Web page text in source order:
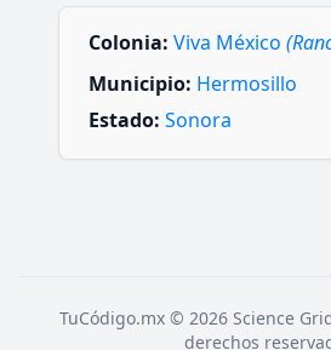
Colonia: Viva México
Municipio: Hermosillo
Estado: Sonora
TuCódigo.mx © 2026 Science
derechos